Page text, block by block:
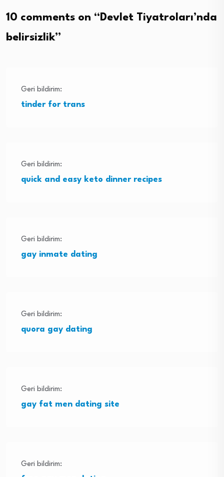
10 comments on “ Devlet Tiyatroları’nda
belirsizlik”
Geri bildirim:
tinder for trans
Geri bildirim:
quick and easy keto dinner recipes
Geri bildirim:
gay inmate dating
Geri bildirim:
quora gay dating
Geri bildirim:
gay fat men dating site
Geri bildirim: